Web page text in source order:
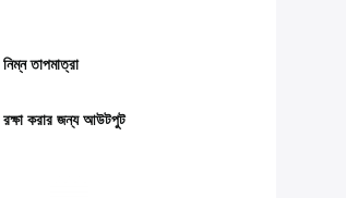
তাপমাত্রা
রক্ষা করার জন্য আউটপুট